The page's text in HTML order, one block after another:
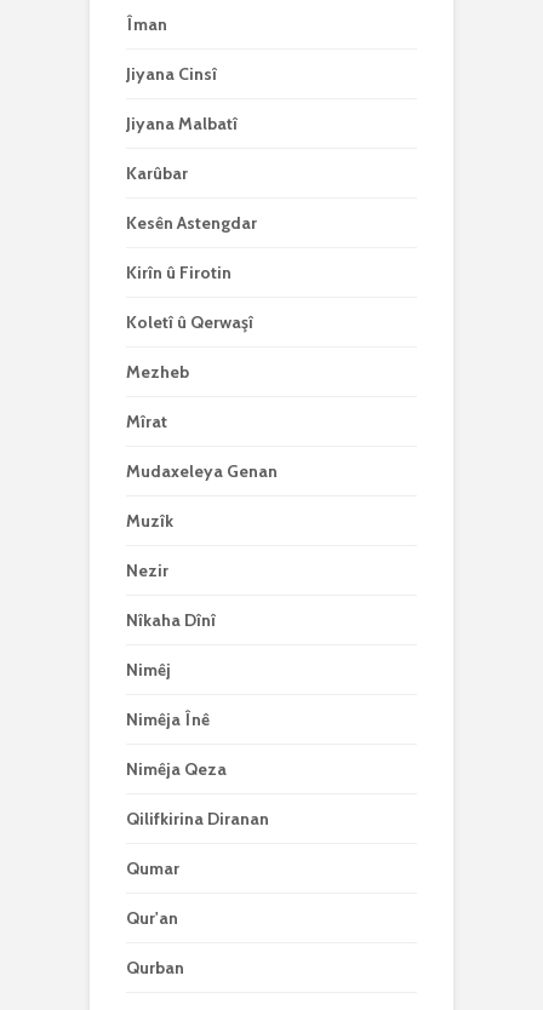
Îman
Jiyana Cinsî
Jiyana Malbatî
Karûbar
Kesên Astengdar
Kirîn û Firotin
Koletî û Qerwaşî
Mezheb
Mîrat
Mudaxeleya Genan
Muzîk
Nezir
Nîkaha Dînî
Nimêj
Nimêja Înê
Nimêja Qeza
Qilifkirina Diranan
Qumar
Qur'an
Qurban